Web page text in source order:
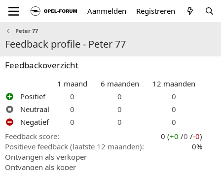
Aanmelden Registreren
Peter 77
Feedback profile - Peter 77
Feedbackoverzicht
1 maand 6 maanden
12 maanden
Positief
0 0
0
Neutraal
0 0
0
Negatief
0 0
0
Feedback score
0 (+0 /0 /-0)
Positieve feedback (laatste 12 maanden)
0%
Ontvangen als verkoper
Ontvangen als koper